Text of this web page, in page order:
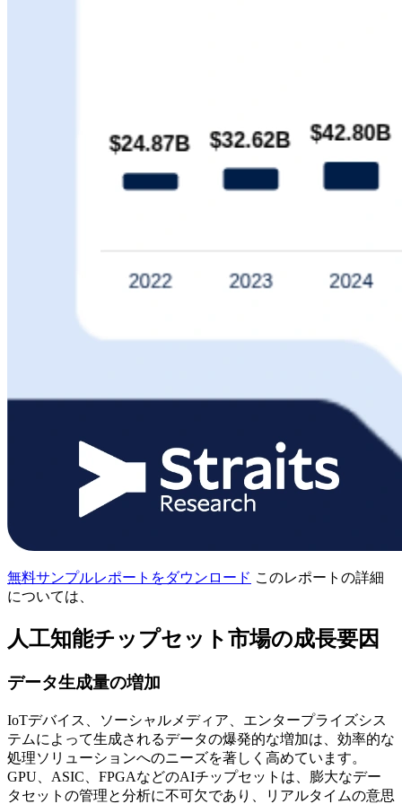
無料サンプルレポートをダウンロード このレポートの詳細
については、
人工知能チップセット市場の成長要因
データ生成量の増加
IoTデバイス、ソーシャルメディア、エンタープライズシス
テムによって生成されるデータの爆発的な増加は、効率的な
処理ソリューションへのニーズを著しく高めています。
GPU、ASIC、FPGAなどのAIチップセットは、膨大なデー
タセットの管理と分析に不可欠であり、リアルタイムの意思